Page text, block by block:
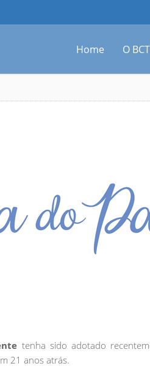
Home O
tenha sido adotado
21 anos atrás.